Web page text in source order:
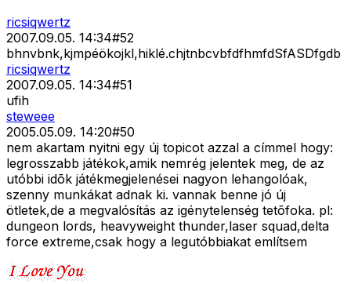
ricsiqwertz
2007.09.05. 14:34#52
bhnvbnk,kjmpéökojkl,hiklé.chjtnbcvbfdfhmfdSfASDfgdb
ricsiqwertz
2007.09.05. 14:34#51
ufih
steweee
2005.05.09. 14:20#50
nem akartam nyitni egy új topicot azzal a címmel hogy:
legrosszabb játékok,amik nemrég jelentek meg, de az
utóbbi idõk játékmegjelenései nagyon lehangolóak,
szenny munkákat adnak ki. vannak benne jó új
ötletek,de a megvalósítás az igénytelenség tetõfoka. pl:
dungeon lords, heavyweight thunder,laser squad,delta
force extreme,csak hogy a legutóbbiakat említsem